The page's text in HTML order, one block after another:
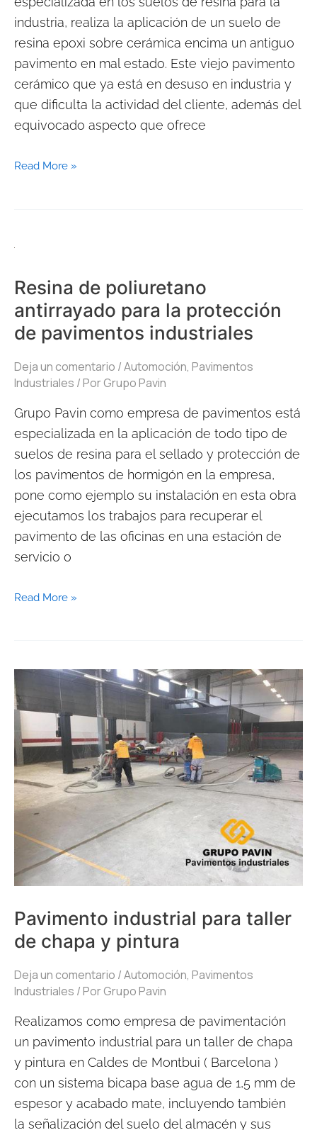
industria, realiza la aplicación de un suelo de
resina epoxi sobre cerámica encima un antiguo
pavimento en mal estado. Este viejo pavimento
cerámico que ya está en desuso en industria y
que dificulta la actividad del cliente, además del
equivocado aspecto que ofrece
de
motos
Read More »
Resina de poliuretano
antirrayado para la protección
de pavimentos industriales
Deja un comentario /Automoción, Pavimentos
Industriales / PorGrupo Pavin
Grupo Pavin como empresa de pavimentos está
especializada en la aplicación de todo tipo de
suelos de resina para el sellado y protección de
los pavimentos de hormigón en la empresa,
pone como ejemplo su instalación en esta obra
ejecutamos los trabajos para recuperar el
pavimento de las oficinas en una estación de
servicio o
Resina
poliuretano
antirrayado
para
protección
pavimentos
industriales
Read More »
Pavimento industrial para taller
de chapa y pintura
Deja un comentario /Automoción, Pavimentos
Industriales / PorGrupo Pavin
Realizamos como empresa de pavimentación
un pavimento industrial para un taller de chapa
y pintura en Caldes de Montbui ( Barcelona )
con un sistema bicapa base agua de 1,5 mm de
espesor y acabado mate, incluyendo también
la señalización del suelo del almacén y sus
Pavimento
industrial
para
taller
de
chapa
y